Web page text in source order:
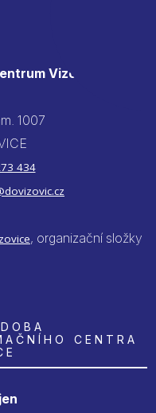
Vizovice
1007
434
, organizační složky
CENTRA